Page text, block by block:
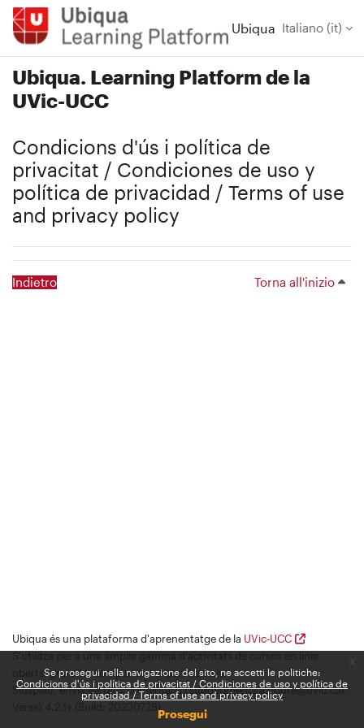
Vai al contenuto principale
Se prosegui nella navigazione del sito, ne accetti le politiche:
Condicions d'ús i política de privacitat / Condiciones de uso y política de
privacidad / Terms of use and privacy policy
Prosegui
Ubiqua Italiano ‎(it)‎
Ubiqua. Learning Platform de la
UVic-UCC
Condicions d'ús i política de
privacitat / Condiciones de uso y
política de privacidad / Terms of use
and privacy policy
Indietro Torna all'inizio
Ubiqua és una plataforma d'aprenentatge de la UVic-UCC
oberts, gratuïts, compartits i experimentals.
Siusplau, envia els teus comentaris i suggeriments a udute@uvic.cat.